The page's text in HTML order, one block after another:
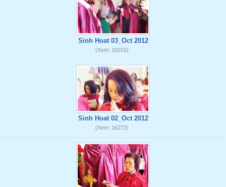
Sinh Hoat 03_Oct 2012
(Xem: 16015)
Sinh Hoat 02_Oct 2012
(Xem: 16272)